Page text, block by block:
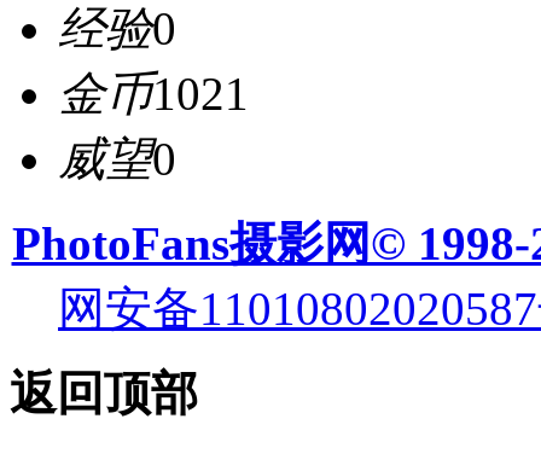
经验0
金币1021
威望0
PhotoFans摄影网© 1998-
网安备
返回顶部